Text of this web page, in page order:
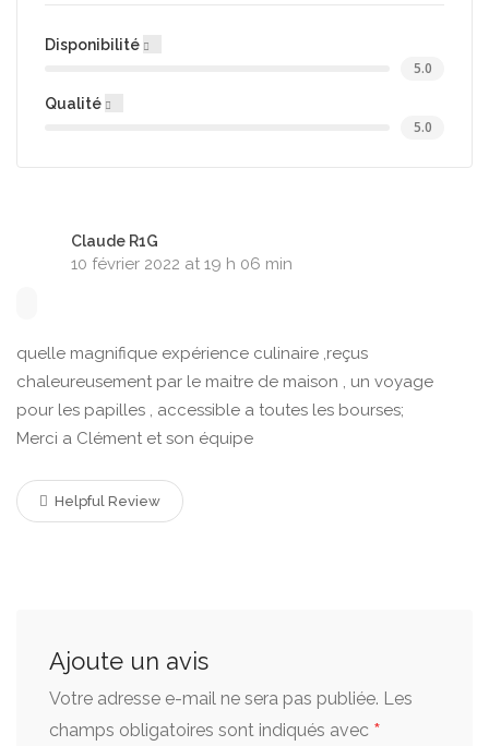
Disponibilité
5.0
Qualité
5.0
Claude R1G
10 février 2022 at 19 h 06 min
quelle magnifique expérience culinaire ,reçus
chaleureusement par le maitre de maison , un voyage
pour les papilles , accessible a toutes les bourses;
Merci a Clément et son équipe
Helpful Review
Ajoute un avis
Votre adresse e-mail ne sera pas publiée. Les
champs obligatoires sont indiqués avec *